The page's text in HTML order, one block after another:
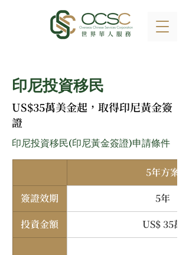
印尼投資移民
US$35萬美金起，取得印尼黃金簽
證
印尼投資移民(印尼黃金簽證)申請條件
5年方案
簽證效期
5年
投資金額
US$ 35萬